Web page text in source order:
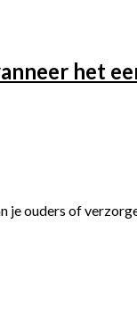
het
je ouders of